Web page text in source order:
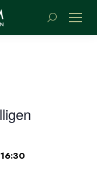
Suchen:
16:30